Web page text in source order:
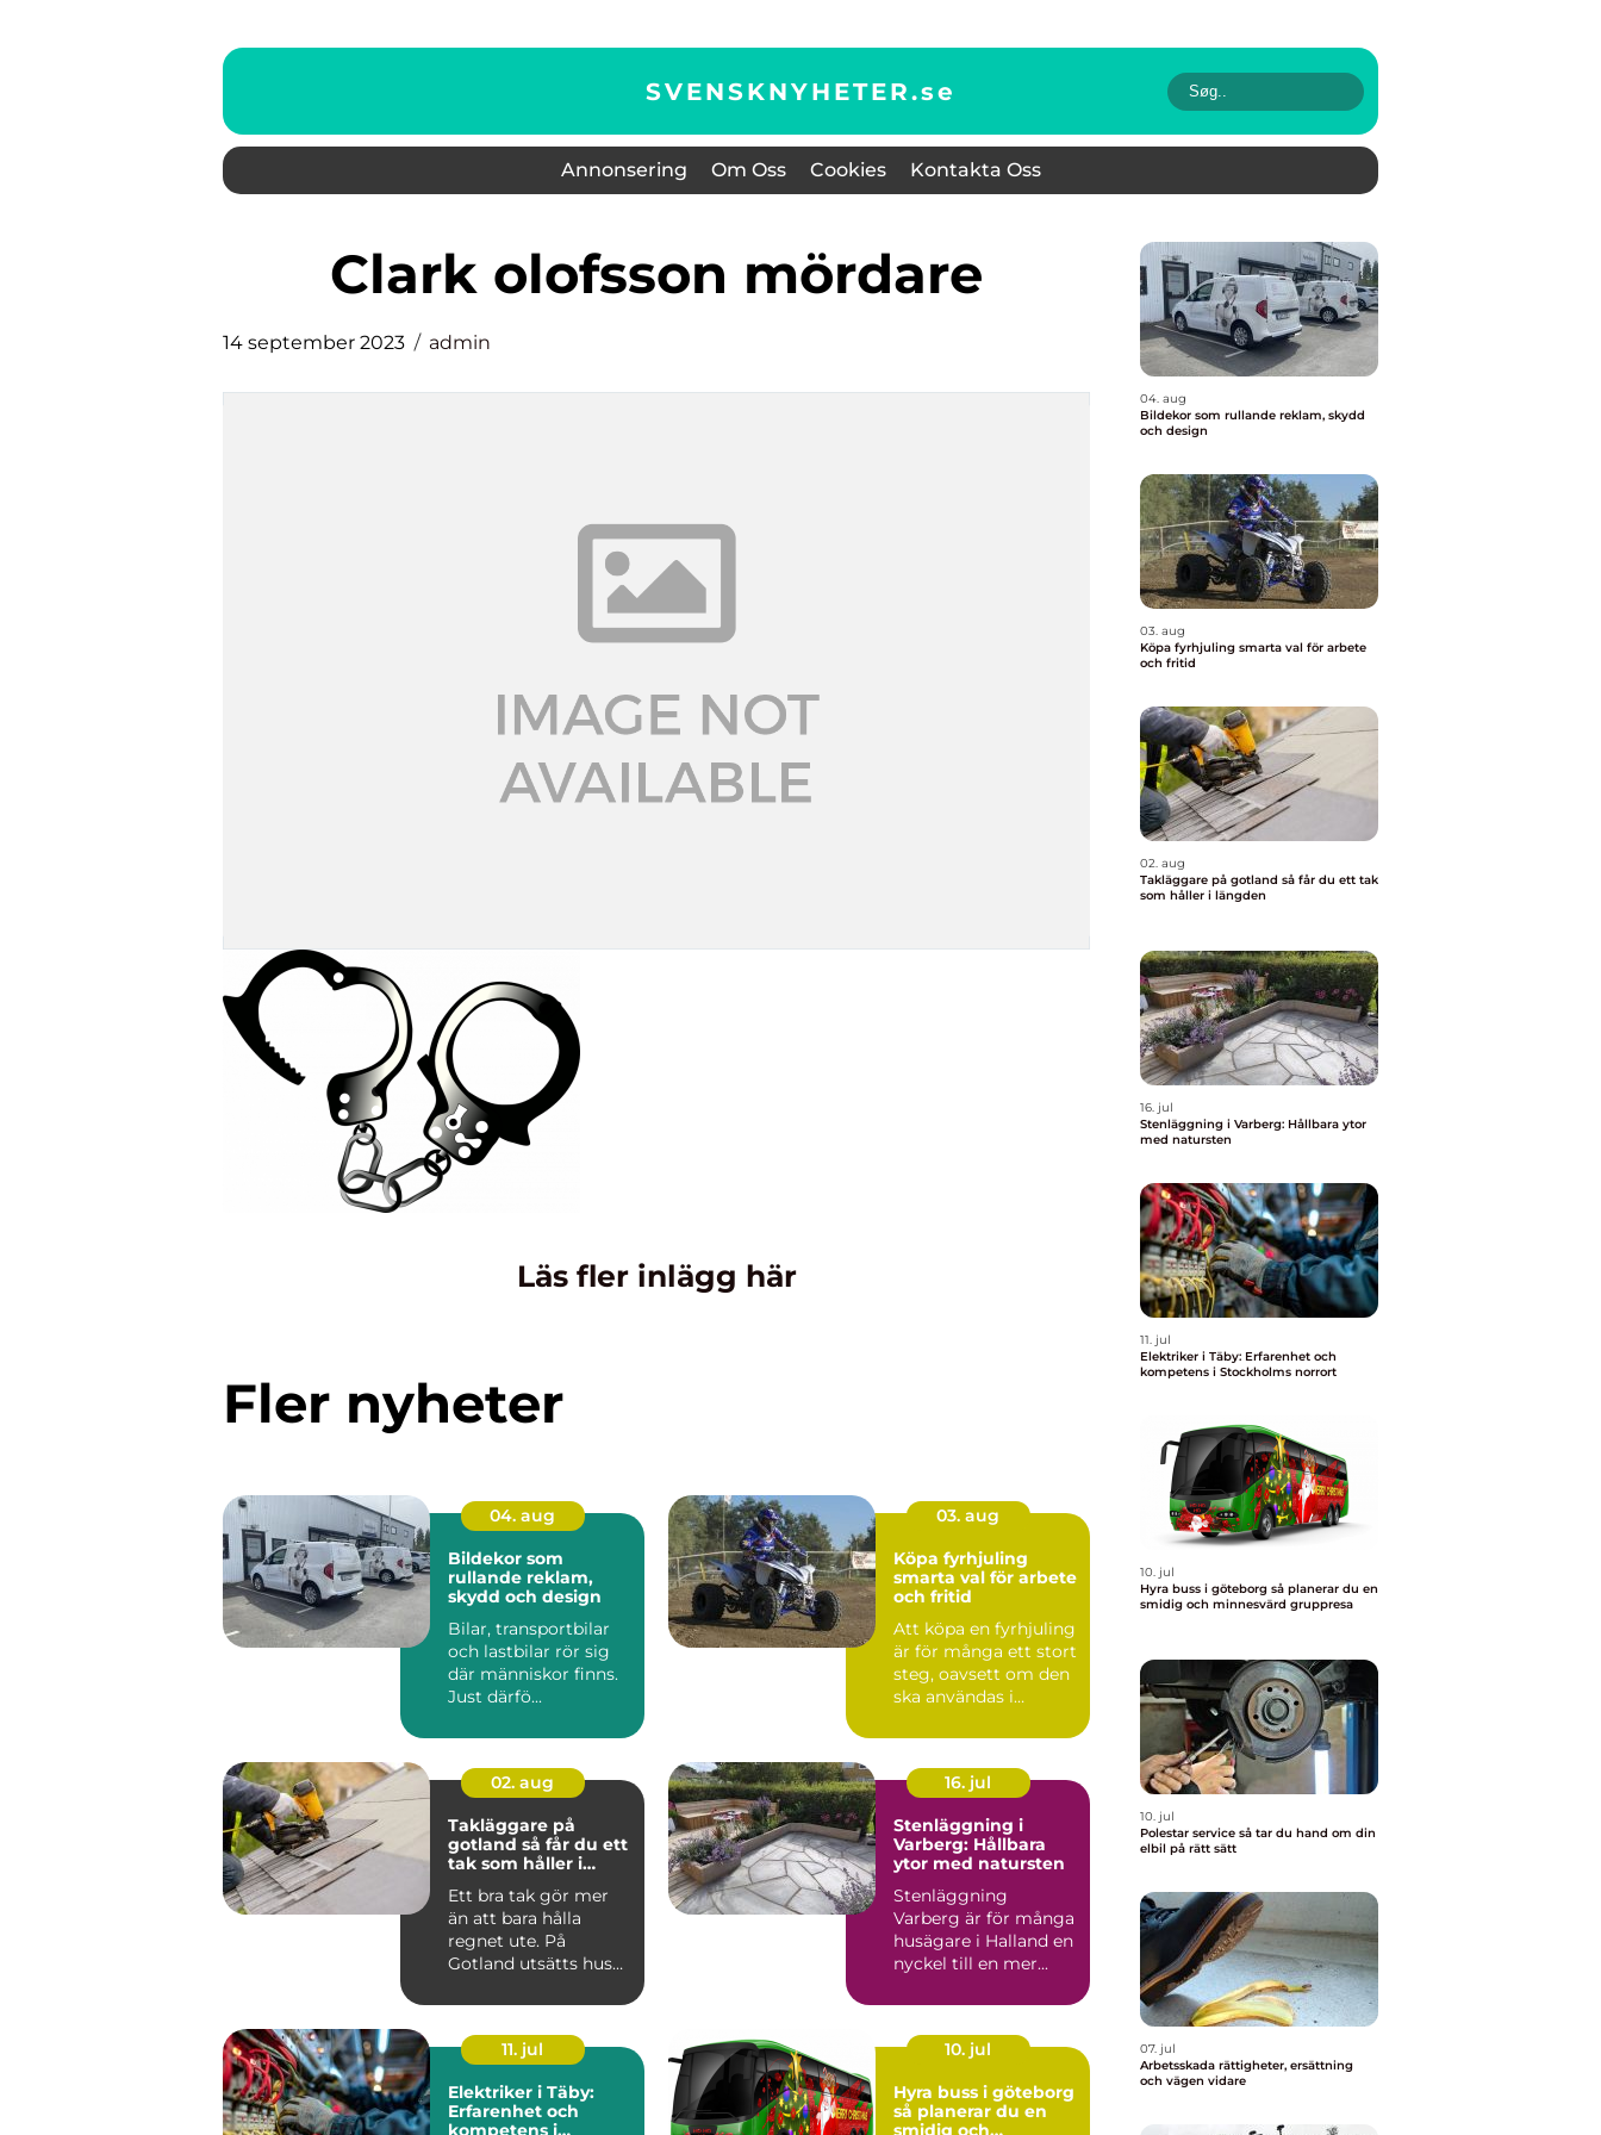
SVENSKNYHETER.se
Annonsering Om Oss Cookies Kontakta Oss
clark olofsson mördare
14 september 2023 admin
Läs fler inlägg här
Fler nyheter
04. aug
Bildekor som
rullande reklam,
skydd och design
Bilar, transportbilar
och lastbilar rör sig
där människor finns.
Just därfö...
03. aug
Köpa fyrhjuling
smarta val för arbete
och fritid
Att köpa en fyrhjuling
är för många ett stort
steg, oavsett om den
ska användas i
02. aug
Takläggare på
gotland så får du ett
tak som håller i
Ett bra tak gör mer
än att bara hålla
regnet ute. På
Gotland utsätts hus
saltstän...
16. jul
Stenläggning i
Varberg: Hållbara
ytor med natursten
Stenläggning
Varberg är för många
husägare i Halland en
nyckel till en mer...
11. jul
Elektriker i Täby:
Erfarenhet och
kompetens i
10. jul
Hyra buss i göteborg
så planerar du en
smidig och
04. aug
Bildekor som rullande reklam, skydd
och design
03. aug
Köpa fyrhjuling smarta val för arbete
och fritid
02. aug
Takläggare på gotland så får du ett tak
som håller i längden
16. jul
Stenläggning i Varberg: Hållbara ytor
med natursten
11. jul
Elektriker i Täby: Erfarenhet och
kompetens i Stockholms norrort
10. jul
Hyra buss i göteborg så planerar du en
smidig och minnesvärd gruppresa
10. jul
Polestar service så tar du hand om din
elbil på rätt sätt
07. jul
Arbetsskada rättigheter, ersättning
och vägen vidare